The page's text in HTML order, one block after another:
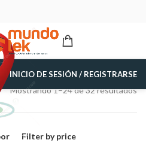
INICIO DE SESIÓN / REGISTRARSE
Mostrando 1–24 de 32 resultados
Filter by price